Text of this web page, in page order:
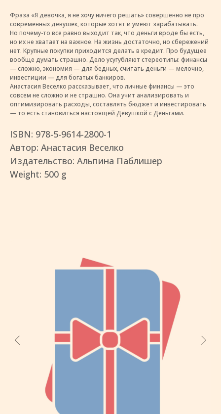
Фраза «Я девочка, я не хочу ничего решать» совершенно не про
современных девушек, которые хотят и умеют зарабатывать.
Но почему-то все равно выходит так, что деньги вроде бы есть,
но их не хватает на важное. На жизнь достаточно, но сбережений
нет. Крупные покупки приходится делать в кредит. Про будущее
вообще думать страшно. Дело усугубляют стереотипы: финансы
— сложно, экономия — для бедных, считать деньги — мелочно,
инвестиции — для богатых банкиров.
Анастасия Веселко рассказывает, что личные финансы — это
совсем не сложно и не страшно. Она учит анализировать и
оптимизировать расходы, составлять бюджет и инвестировать
— то есть становиться настоящей Девушкой с Деньгами.
ISBN: 978-5-9614-2800-1
Автор: Анастасия Веселко
Издательство: Альпина Паблишер
Weight: 500 g